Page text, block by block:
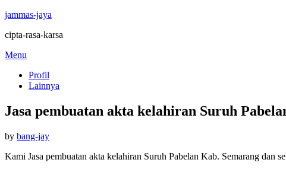
jammas-jaya
cipta-rasa-karsa
Skip
content
Menu
Profil
Lainnya
Jasa pembuatan akta kelahiran Suruh
by bang-jayPosted
Kami Jasa pembuatan akta kelahiran Suruh Pabelan Kab. Semarang dan